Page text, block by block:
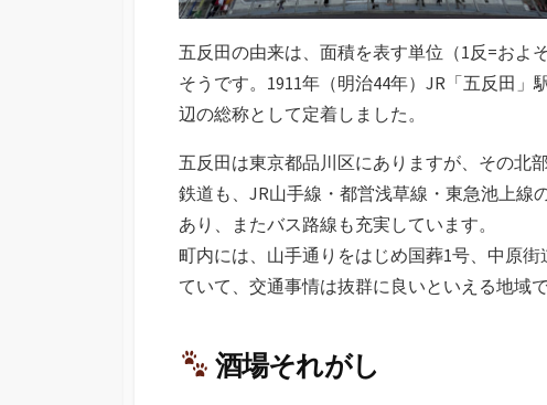
五反田の由来は、面積を表す単位（1反=およ
そうです。1911年（明治44年）JR「五反田
辺の総称として定着しました。
五反田は東京都品川区にありますが、その北
鉄道も、JR山手線・都営浅草線・東急池上線
あり、またバス路線も充実しています。
町内には、山手通りをはじめ国葬1号、中原
ていて、交通事情は抜群に良いといえる地域で
酒場それがし